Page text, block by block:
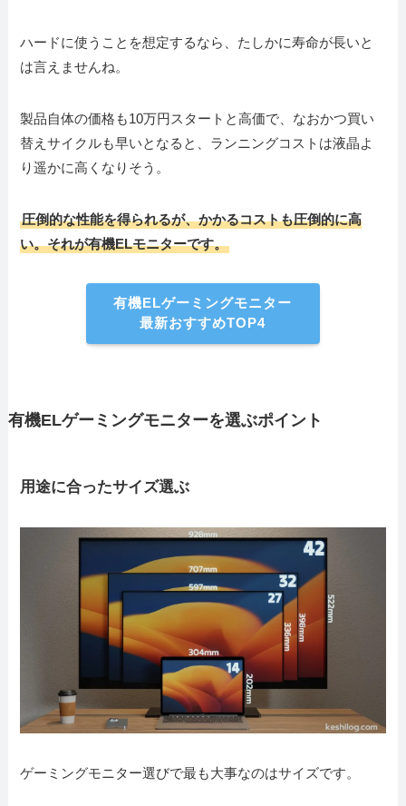
ハードに使うことを想定するなら、たしかに寿命が長いと
は言えませんね。
製品自体の価格も10万円スタートと高価で、なおかつ買い
替えサイクルも早いとなると、ランニングコストは液晶よ
り遥かに高くなりそう。
圧倒的な性能を得られるが、かかるコストも圧倒的に高
い。それが有機ELモニターです。
有機ELゲーミングモニター
最新おすすめTOP4
有機ELゲーミングモニターを選ぶポイント
用途に合ったサイズ選ぶ
ゲーミングモニター選びで最も大事なのはサイズです。